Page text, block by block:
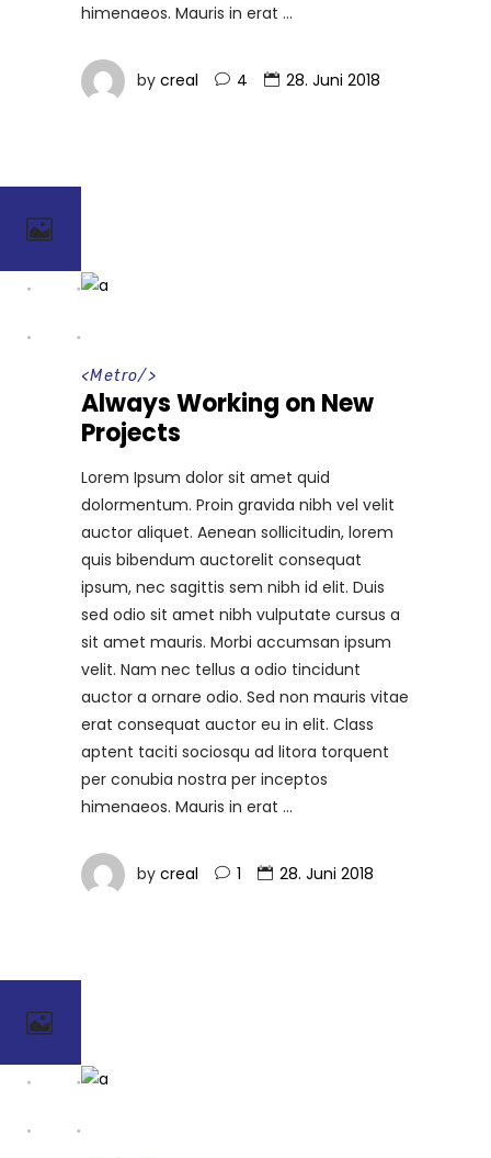
himenaeos. Mauris in erat
by creal 4 28. Juni 2018
<Metro/>
Always Working on New
Projects
Lorem Ipsum dolor sit amet quid
dolormentum. Proin gravida nibh vel velit
auctor aliquet. Aenean sollicitudin, lorem
quis bibendum auctorelit consequat
ipsum, nec sagittis sem nibh id elit. Duis
sed odio sit amet nibh vulputate cursus a
sit amet mauris. Morbi accumsan ipsum
velit. Nam nec tellus a odio tincidunt
auctor a ornare odio. Sed non mauris vitae
erat consequat auctor eu in elit. Class
aptent taciti sociosqu ad litora torquent
per conubia nostra per inceptos
himenaeos. Mauris in erat
by creal 1 28. Juni 2018